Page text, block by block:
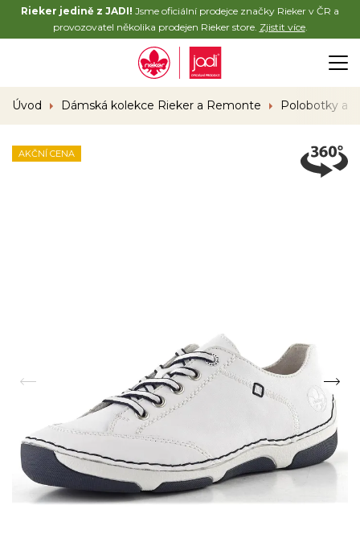
Rieker jedině z JADI! Jsme oficiální prodejce značky Rieker v ČR a
provozovatel několika prodejen Rieker store. Zjistit více.
Úvod Dámská kolekce Rieker a Remonte Polobotky a
AKČNÍ CENA